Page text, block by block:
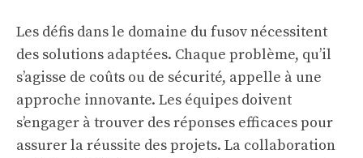
Les défis dans le domaine du fusov nécessitent
des solutions adaptées. Chaque problème, qu’il
s’agisse de coûts ou de sécurité, appelle à une
approche innovante. Les équipes doivent
s’engager à trouver des réponses efficaces pour
assurer la réussite des projets. La collaboration